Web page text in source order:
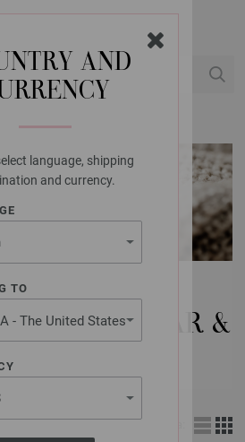
AND
language, shipping
and currency.
TO
- The United StatesVÄSTAR &